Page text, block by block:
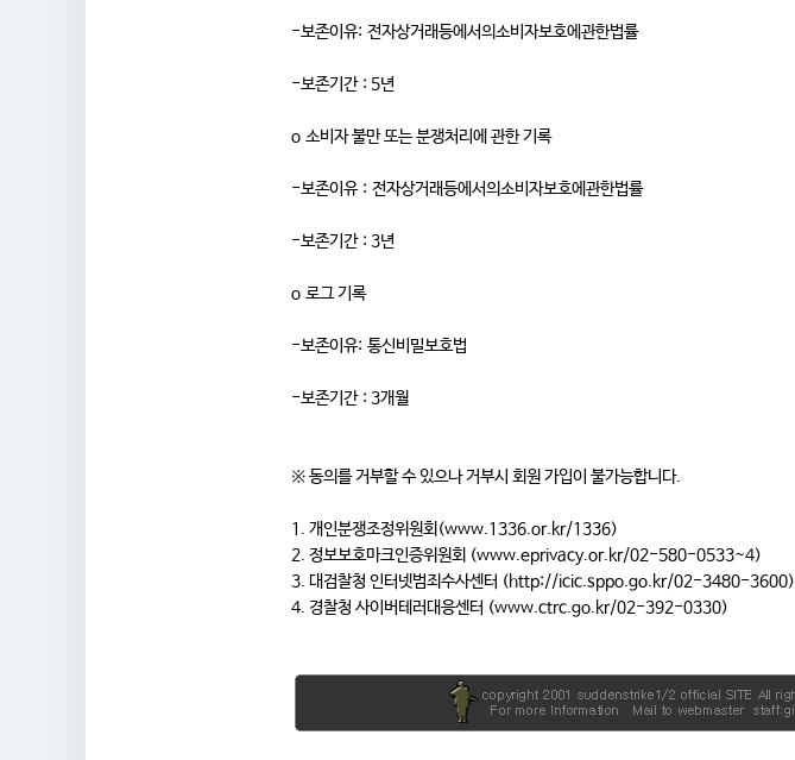
-보존이유: 전자상거래등에서의소비자보호에관한법률
-보존기간 : 5년
o 소비자 불만 또는 분쟁처리에 관한 기록
-보존이유 : 전자상거래등에서의소비자보호에관한법률
-보존기간 : 3년
o 로그 기록
-보존이유: 통신비밀보호법
-보존기간 : 3개월
※ 동의를 거부할 수 있으나 거부시 회원 가입이 불가능합니다.
1. 개인분쟁조정위원회(www.1336.or.kr/1336)
2. 정보보호마크인증위원회 (www.eprivacy.or.kr/02-580-0533~4)
3. 대검찰청 인터넷범죄수사센터 (http://icic.sppo.go.kr/02-3480-3600)
4. 경찰청 사이버테러대응센터 (www.ctrc.go.kr/02-392-0330)